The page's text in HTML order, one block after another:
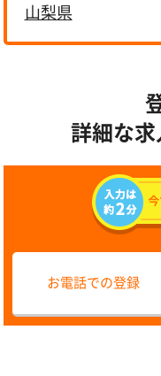
山梨県
詳細な求
お電話での登録